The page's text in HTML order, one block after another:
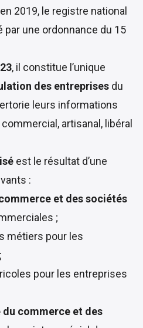
2019, le registre national
par une ordonnance du 15
, il constitue l’unique
des entreprises du
leurs informations
artisanal, libéral
est le résultat d’une
:
et des sociétés
;
métiers pour les
pour les entreprises
commerce et des